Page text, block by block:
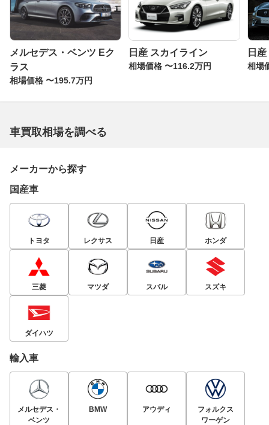
メルセデス・ベンツ Eク
ラス
相場価格 〜195.7万円
日産 スカイライン
相場価格 〜116.2万円
日
相場
車買取相場を調べる
メーカーから探す
国産車
トヨタ レクサス 日産 ホンダ
三菱 マツダ スバル スズキ
ダイハツ
輸入車
メルセデス・
ベンツ
BMW アウディ
フォルクス
ワーゲン